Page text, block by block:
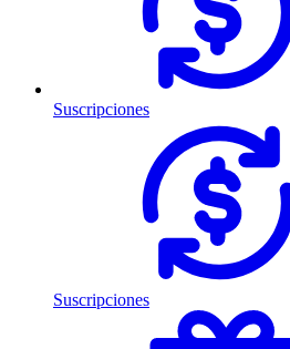
Suscripciones
Suscripciones